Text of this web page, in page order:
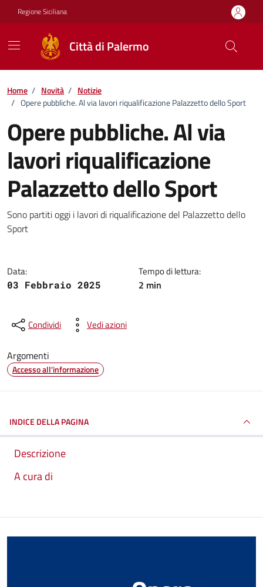
Vai ai contenuti
Vai al footer
Regione Siciliana
Città di Palermo
Home / Novità / Notizie
/ Opere pubbliche. Al via lavori riqualificazione Palazzetto dello Sport
Opere pubbliche. Al via
lavori riqualificazione
Palazzetto dello Sport
Dettagli della notizia
Sono partiti oggi i lavori di riqualificazione del Palazzetto dello
Sport
Data:
03 Febbraio 2025
Tempo di lettura:
2 min
Condividi Vedi azioni
Argomenti
Accesso all'informazione
INDICE DELLA PAGINA
Descrizione
A cura di